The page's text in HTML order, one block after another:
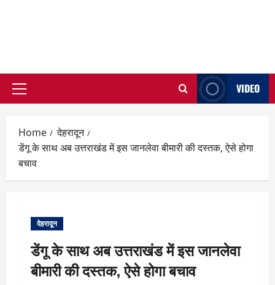
Primary
VIDEO
Home
देहरादून
डेंगू के साथ अब उत्तराखंड में इस जानलेवा बीमारी की दस्तक, ऐसे होगा
बचाव
देहरादून
डेंगू के साथ अब उत्तराखंड में इस जानलेवा
बीमारी की दस्तक, ऐसे होगा बचाव